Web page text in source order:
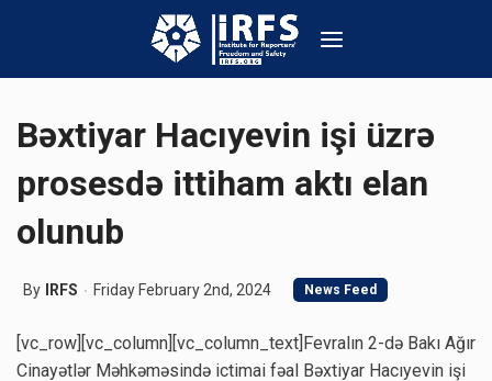
Bəxtiyar Hacıyevin işi üzrə
prosesdə ittiham aktı elan
olunub
By IRFS Friday February 2nd, 2024 News Feed
[vc_row][vc_column][vc_column_text]Fevralın 2-də Bakı Ağır
Cinayətlər Məhkəməsində ictimai fəal Bəxtiyar Hacıyevin işi